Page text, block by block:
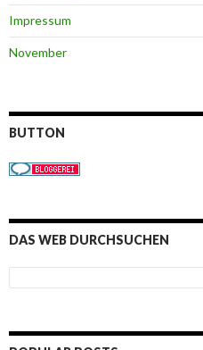
Impressum
November
BUTTON
DAS WEB DURCHSUCHEN